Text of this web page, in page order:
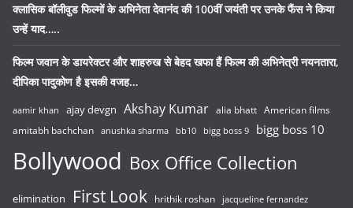
क्लासिक बॉलीवुड फिल्मों के अभिनेता देवानंद की 100वीं जयंती पर उनके फैंस ने किया
उन्हें याद…..
फिल्म जवान के डायरेक्टर और शाहरुख से बेहद खफा हैं फिल्म की अभिनेत्री नयनतारा,
दीपिका पादुकोण है इसकी वजह…
aamir khan ajay devgn Akshay Kumar alia bhatt American films
amitabh bachchan anushka sharma bb10 bigg boss 9 bigg boss 10
Bollywood Box Office Collection
elimination First Look hrithik roshan jacqueline fernandez